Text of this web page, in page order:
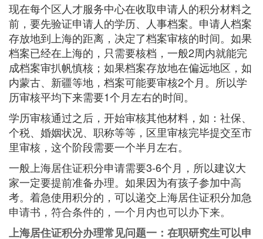
现在每个区人才服务中心在收取申请人的积分材料之
前，要先验证申请人的学历、人事档案。申请人档案
存放地到上海的距离，决定了档案审核的时间。如果
档案已经在上海的，只需要核档，一般2周内就能完
成档案审扒帆慎核；如果档案存放地在偏远地区，如
内蒙古、新疆等地，档案可能要审核2个月。所以学
历审核平均下来需要1个月左右的时间。
学历审核通过之后，开始审核其他材料，如：社保、
个税、婚姻状况、职称等等，区里审核完毕提交至市
里审核，这个阶段需要一个半月左右。
一般上海居住证积分申请需要3-6个月，所以建议大
家一定要提前准备办理。如果因为有孩子参加中高
考。着急使用积分的，可以递交上海居住证积分加急
申请书，符合条件的，一个月内也可以办下来。
上海居住证积分办理常见问题一：在职研究生可以申